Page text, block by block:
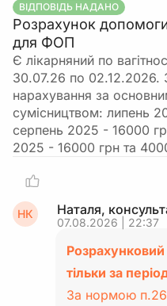
ВІДПОВІДЬ НАДАНО
Розрахунок допомоги
для ФОП
Є лікарняний по
30.07.26 по 02.12.2026.
нарахування за
сумісництвом: липень
серпень 2025 - 16000
2025 - 16000 грн та
НК Наталя,
07.08.2026 | 22:37
Розрахунковий
тільки за
За нормою